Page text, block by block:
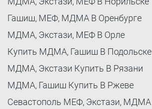
Гашиш, МЕФ, МДМА В Оренбурге
МДМА, Экстази, МЕФ В Орле
Купить МДМА, Гашиш В Подольске
МДМА, Экстази Купить В Рязани
МДМА, Гашиш Купить В Ржеве
Севастополь МЕФ, Экстази, МДМА